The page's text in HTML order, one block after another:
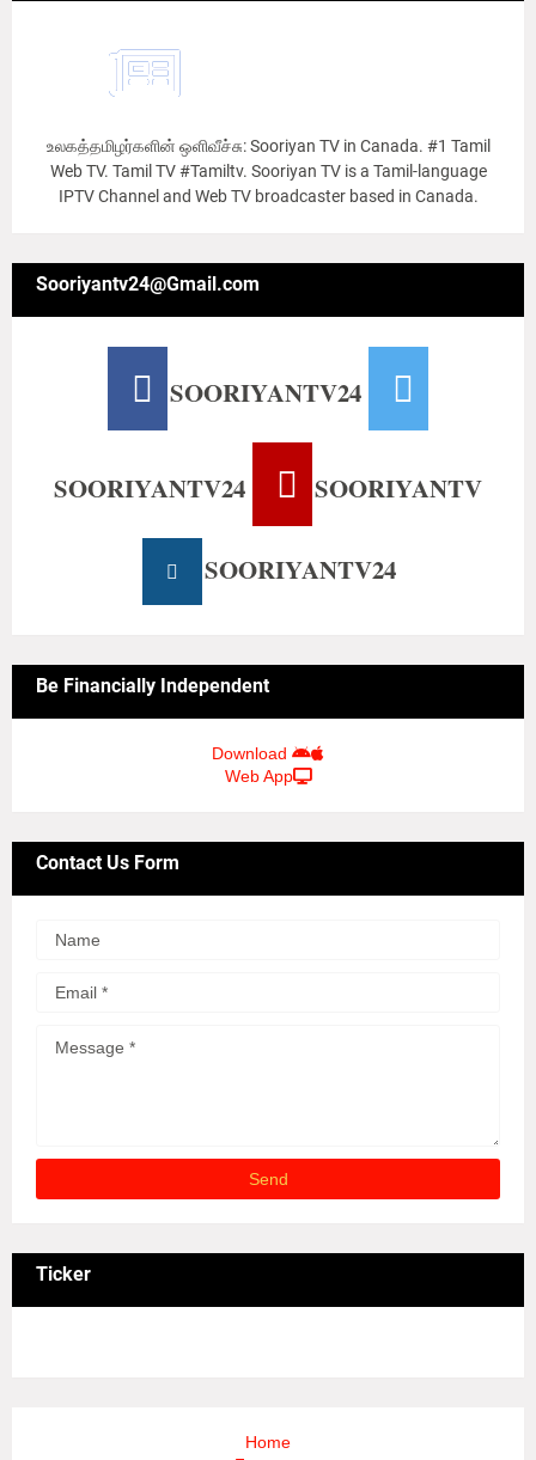
உலகத்தமிழர்களின் ஒளிவீச்சு: Sooriyan TV in Canada. #1 Tamil
Web TV. Tamil TV #Tamiltv. Sooriyan TV is a Tamil-language
IPTV Channel and Web TV broadcaster based in Canada.
Sooriyantv24@Gmail.com
SOORIYANTV24
SOORIYANTV24 SOORIYANTV
SOORIYANTV24
Be Financially Independent
Download
Web App
Contact Us Form
Ticker
Home